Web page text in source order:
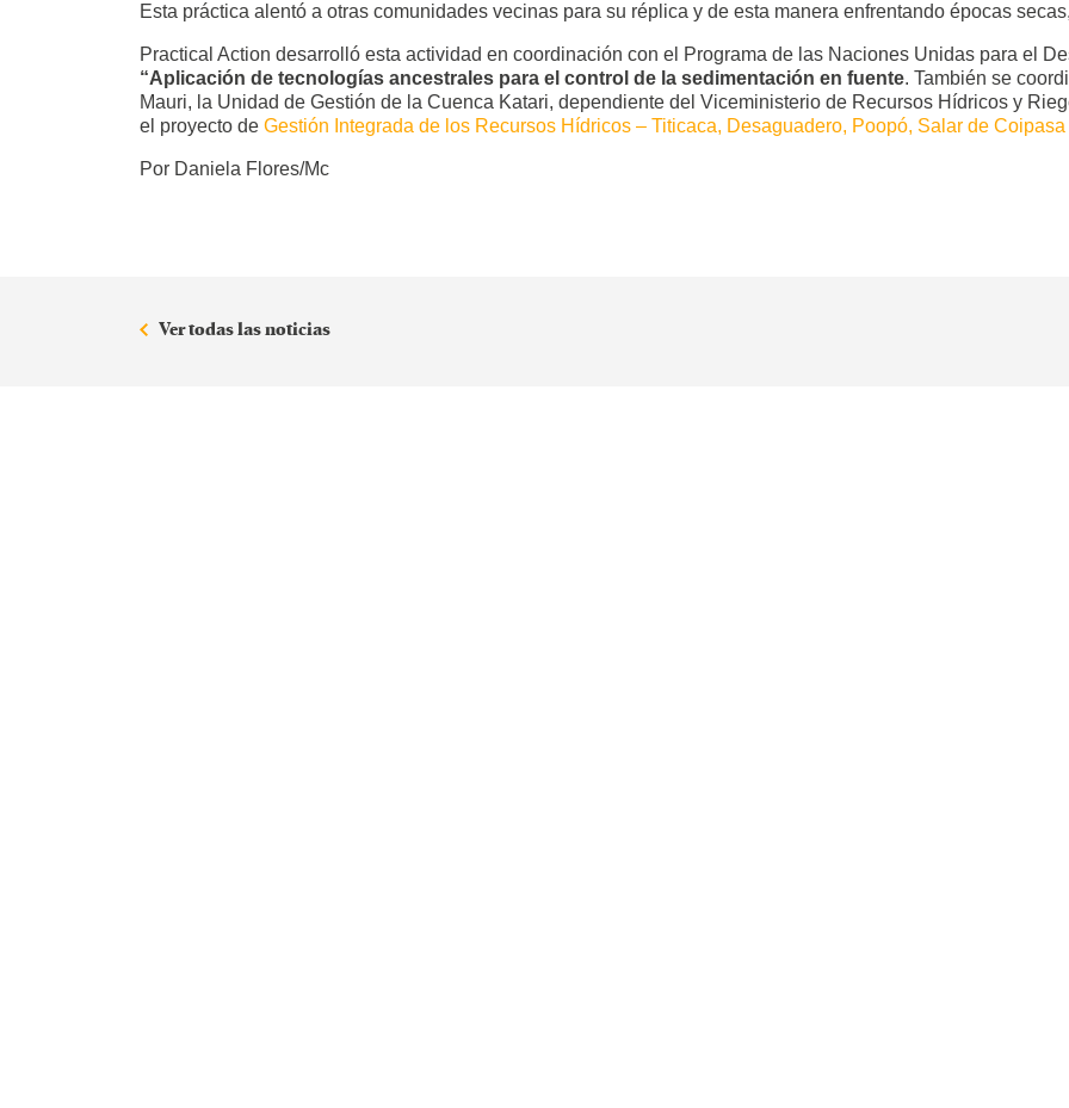
Esta práctica alentó a otras comunidades vecinas para su réplica y de esta manera enfrentando épocas
Practical Action desarrolló esta actividad en coordinación con el Programa de las Naciones Unidas para el
“Aplicación de tecnologías ancestrales para el control de la sedimentación en fuente. También se
Mauri, la Unidad de Gestión de la Cuenca Katari, dependiente del Viceministerio de Recursos Hídricos y
el proyecto de Gestión Integrada de los Recursos Hídricos – Titicaca, Desaguadero, Poopó, Salar de
Por Daniela Flores/Mc
Ver todas las noticias